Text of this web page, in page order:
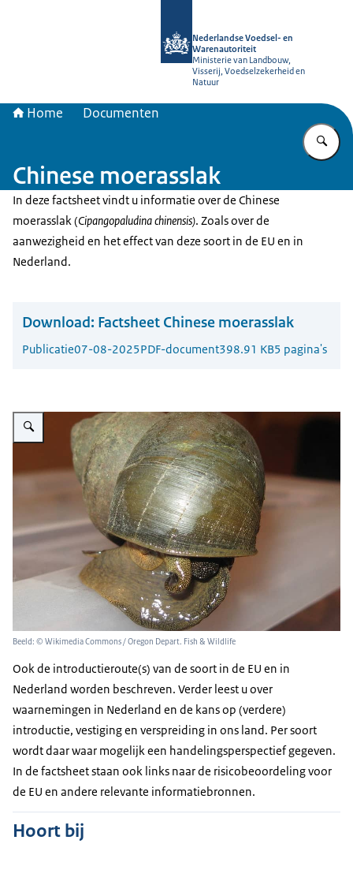
Nederlandse Voedsel- en
Warenautoriteit
Ministerie van Landbouw,
Visserij, Voedselzekerheid en
Natuur
Home Documenten
Chinese moerasslak
In deze factsheet vindt u informatie over de Chinese
moerasslak (Cipangopaludina chinensis). Zoals over de
aanwezigheid en het effect van deze soort in de EU en in
Nederland.
Download: Factsheet Chinese moerasslak
Publicatie07-08-2025PDF-document398.91 KB5 pagina's
Vergroot afbeelding Chinese moerasslak
Beeld: © Wikimedia Commons / Oregon Depart. Fish & Wildlife
Ook de introductieroute(s) van de soort in de EU en in
Nederland worden beschreven. Verder leest u over
waarnemingen in Nederland en de kans op (verdere)
introductie, vestiging en verspreiding in ons land. Per soort
wordt daar waar mogelijk een handelingsperspectief gegeven.
In de factsheet staan ook links naar de risicobeoordeling voor
de EU en andere relevante informatiebronnen.
Hoort bij